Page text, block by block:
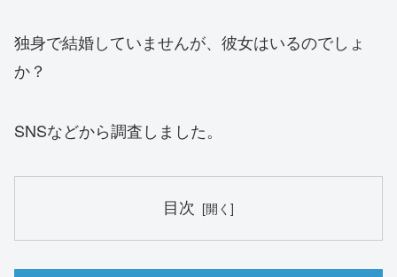
独身で結婚していませんが、彼女はいるのでしょ
か？
SNSなどから調査しました。
目次